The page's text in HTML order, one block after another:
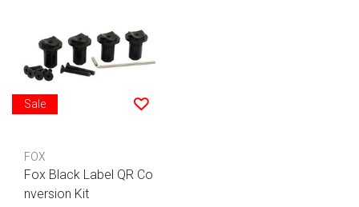
Sale
FOX
Fox Black Label QR Co
nversion Kit